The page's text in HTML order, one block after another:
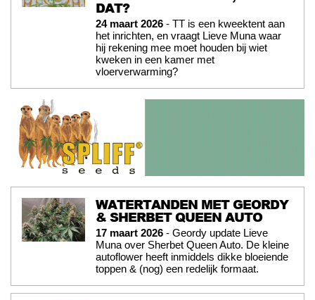
DAT?
24 maart 2026 - TT is een kweektent aan
het inrichten, en vraagt Lieve Muna waar
hij rekening mee moet houden bij wiet
kweken in een kamer met
vloerverwarming?
WATERTANDEN MET GEORDY
& SHERBET QUEEN AUTO
17 maart 2026 - Geordy update Lieve
Muna over Sherbet Queen Auto. De kleine
autoflower heeft inmiddels dikke bloeiende
toppen & (nog) een redelijk formaat.